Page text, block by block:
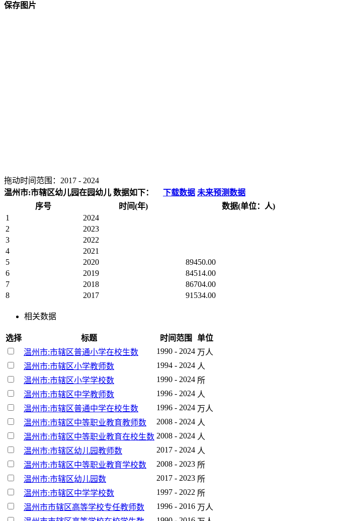
保存图片
拖动时间范围： 2017 - 2024
温州市:市辖区幼儿园在园幼儿 数据如下：
下载数据 未来预测数据
序号
时间(年)
数据(单位：人)
1
2024
2
2023
3
2022
4
2021
5
2020
89450.00
6
2019
84514.00
7
2018
86704.00
8
2017 91534.00
相关数据
选择 标题 时间范围
单位
温州市:市辖区普通小学在校生数
1990 - 2024 万人
温州市:市辖区小学教师数
1994 - 2024 人
温州市:市辖区小学学校数
1990 - 2024 所
温州市:市辖区中学教师数
1996 - 2024 人
温州市:市辖区普通中学在校生数
1996 - 2024 万人
温州市:市辖区中等职业教育教师数
2008 - 2024 人
温州市:市辖区中等职业教育在校生数 2008 - 2024 人
温州市:市辖区幼儿园教师数
2017 - 2024 人
温州市:市辖区中等职业教育学校数
2008 - 2023 所
温州市:市辖区幼儿园数
2017 - 2023 所
温州市:市辖区中学学校数
1997 - 2022 所
温州市市辖区高等学校专任教师数
1996 - 2016 万人